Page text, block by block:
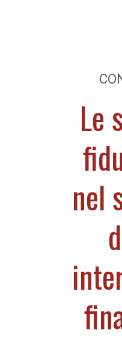
Le
nel